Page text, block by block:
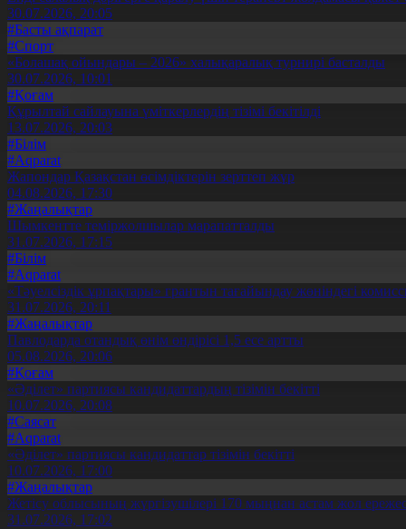
30.07.2026, 20:05
#Басты ақпарат
#Спорт
«Болашақ ойындары – 2026» халықаралық турнирі басталды
30.07.2026, 10:01
#Қоғам
Құрылтай сайлауына үміткерлердің тізімі бекітілді
13.07.2026, 20:03
#Білім
#Aqparat
Жапондар Қазақстан өсімдіктерін зерттеп жүр
04.08.2026, 17:30
#Жаңалықтар
Шымкентте теміржолшылар марапатталды
31.07.2026, 17:15
#Білім
#Aqparat
«Тәуелсіздік ұрпақтары» грантын тағайындау жөніндегі
31.07.2026, 20:11
#Жаңалықтар
Павлодарда отандық өнім өндірісі 1,5 есе артты
05.08.2026, 20:06
#Қоғам
«Әділет» партиясы кандидаттардың тізімін бекітті
10.07.2026, 20:08
#Саясат
#Aqparat
«Әділет» партиясы кандидаттар тізімін бекітті
10.07.2026, 17:00
#Жаңалықтар
Жетісу облысының жүргізушілері 170 мыңнан астам жол
31.07.2026, 17:02